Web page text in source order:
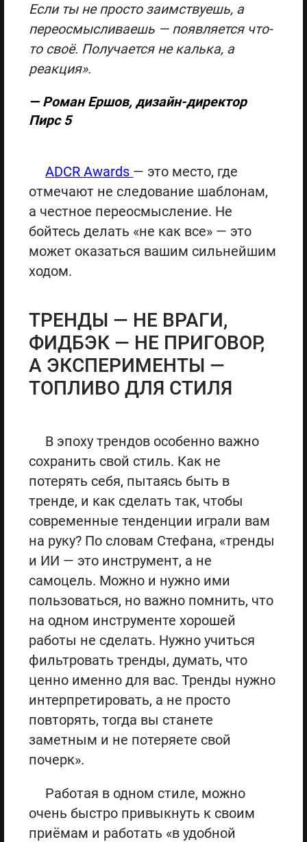
Если ты не просто заимствуешь, а
переосмысливаешь — появляется что-
то своё. Получается не калька, а
реакция».
— Роман Ершов, дизайн-директор
Пирс 5
ADCR Awards — это место, где
отмечают не следование шаблонам,
а честное переосмысление. Не
бойтесь делать «не как все» — это
может оказаться вашим сильнейшим
ходом.
ТРЕНДЫ — НЕ ВРАГИ,
ФИДБЭК — НЕ ПРИГОВОР,
А ЭКСПЕРИМЕНТЫ —
ТОПЛИВО ДЛЯ СТИЛЯ
В эпоху трендов особенно важно
сохранить свой стиль. Как не
потерять себя, пытаясь быть в
тренде, и как сделать так, чтобы
современные тенденции играли вам
на руку? По словам Стефана, «тренды
и ИИ — это инструмент, а не
самоцель. Можно и нужно ими
пользоваться, но важно помнить, что
на одном инструменте хорошей
работы не сделать. Нужно учиться
фильтровать тренды, думать, что
ценно именно для вас. Тренды нужно
интерпретировать, а не просто
повторять, тогда вы станете
заметным и не потеряете свой
почерк».
Работая в одном стиле, можно
очень быстро привыкнуть к своим
приёмам и работать «в удобной